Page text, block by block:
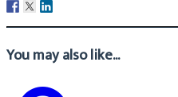
You may also like...